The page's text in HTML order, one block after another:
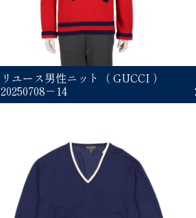
リユース男性ニット（ GUCCI ）
20250708－14